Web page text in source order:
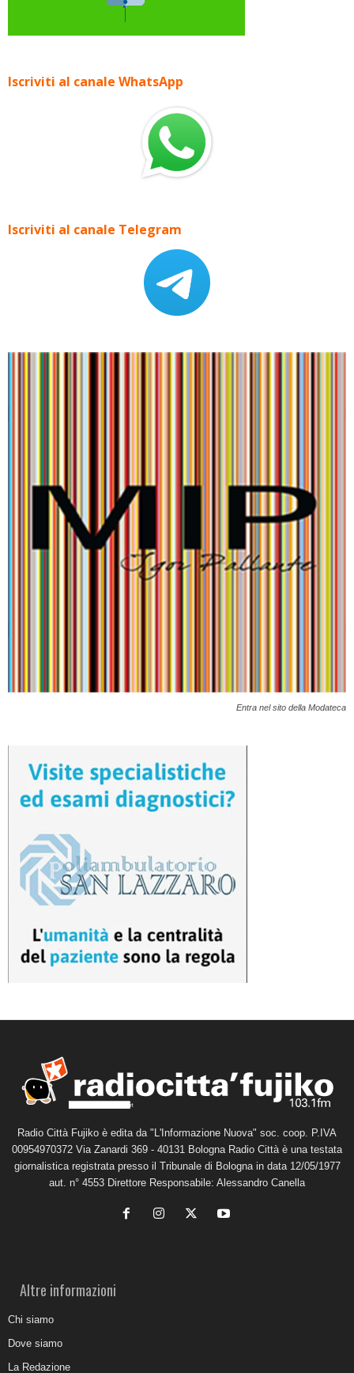
Iscriviti al canale WhatsApp
Iscriviti al canale Telegram
Entra nel sito della Modateca
Radio Città Fujiko è edita da "L'Informazione Nuova" soc. coop. P.IVA
00954970372 Via Zanardi 369 - 40131 Bologna Radio Città è una testata
giornalistica registrata presso il Tribunale di Bologna in data 12/05/1977
aut. n° 4553 Direttore Responsabile: Alessandro Canella
Altre informazioni
Chi siamo
Dove siamo
La Redazione